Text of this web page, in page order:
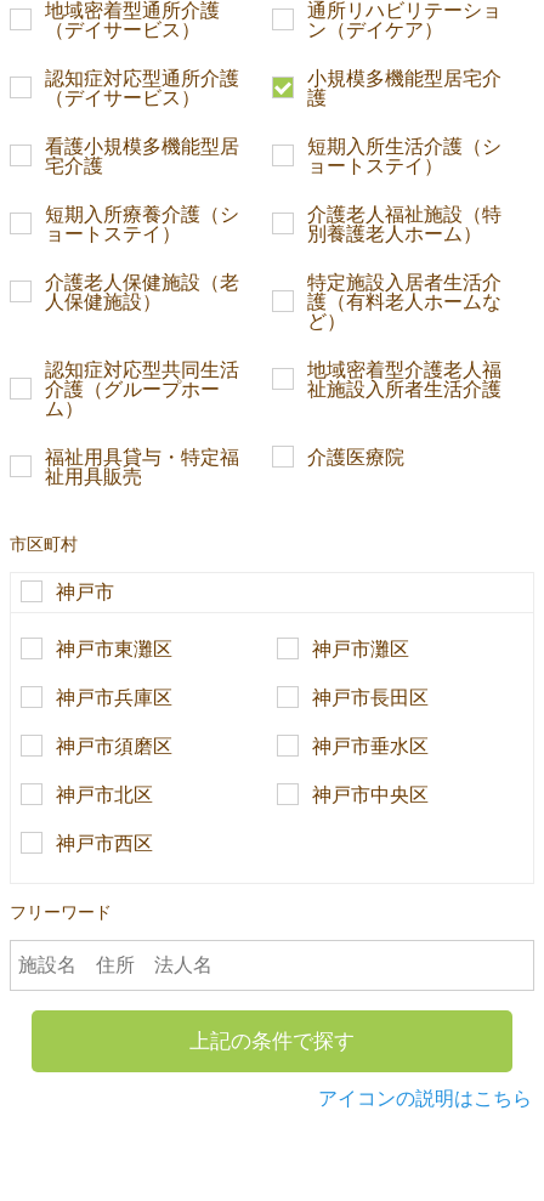
地域密着型通所介護
（デイサービス）
通所リハビリテーショ
ン（デイケア）
認知症対応型通所介護
（デイサービス）
小規模多機能型居宅介
護
看護小規模多機能型居
宅介護
短期入所生活介護（シ
ョートステイ）
短期入所療養介護（シ
ョートステイ）
介護老人福祉施設（特
別養護老人ホーム）
介護老人保健施設（老
人保健施設）
特定施設入居者生活介
護（有料老人ホームな
ど）
認知症対応型共同生活
介護（グループホー
ム）
地域密着型介護老人福
祉施設入所者生活介護
福祉用具貸与・特定福
祉用具販売
介護医療院
市区町村
神戸市
神戸市東灘区 神戸市灘区
神戸市兵庫区 神戸市長田区
神戸市須磨区 神戸市垂水区
神戸市北区 神戸市中央区
神戸市西区
フリーワード
上記の条件で探す
アイコンの説明はこちら